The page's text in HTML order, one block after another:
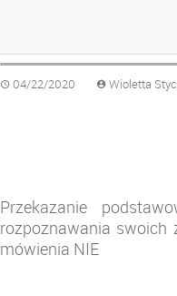
04/22/2020 Wioletta
Przekazanie
rozpoznawania swoich
mówienia NIE